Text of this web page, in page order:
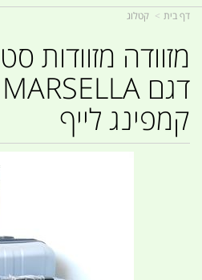
דף בית קטלוג
קמפינג לייף